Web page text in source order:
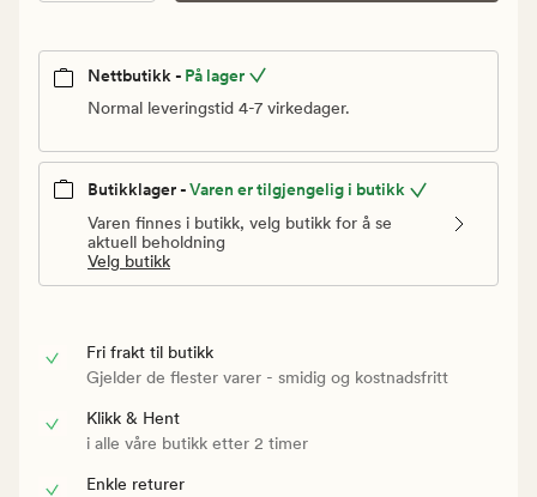
Nettbutikk - På lager
Normal leveringstid 4-7 virkedager.
Butikklager -Varen er tilgjengelig i butikk
Varen finnes i butikk, velg butikk for å se
aktuell beholdning
Velg butikk
Fri frakt til butikk
Gjelder de flester varer - smidig og kostnadsfritt
Klikk & Hent
i alle våre butikk etter 2 timer
Enkle returer